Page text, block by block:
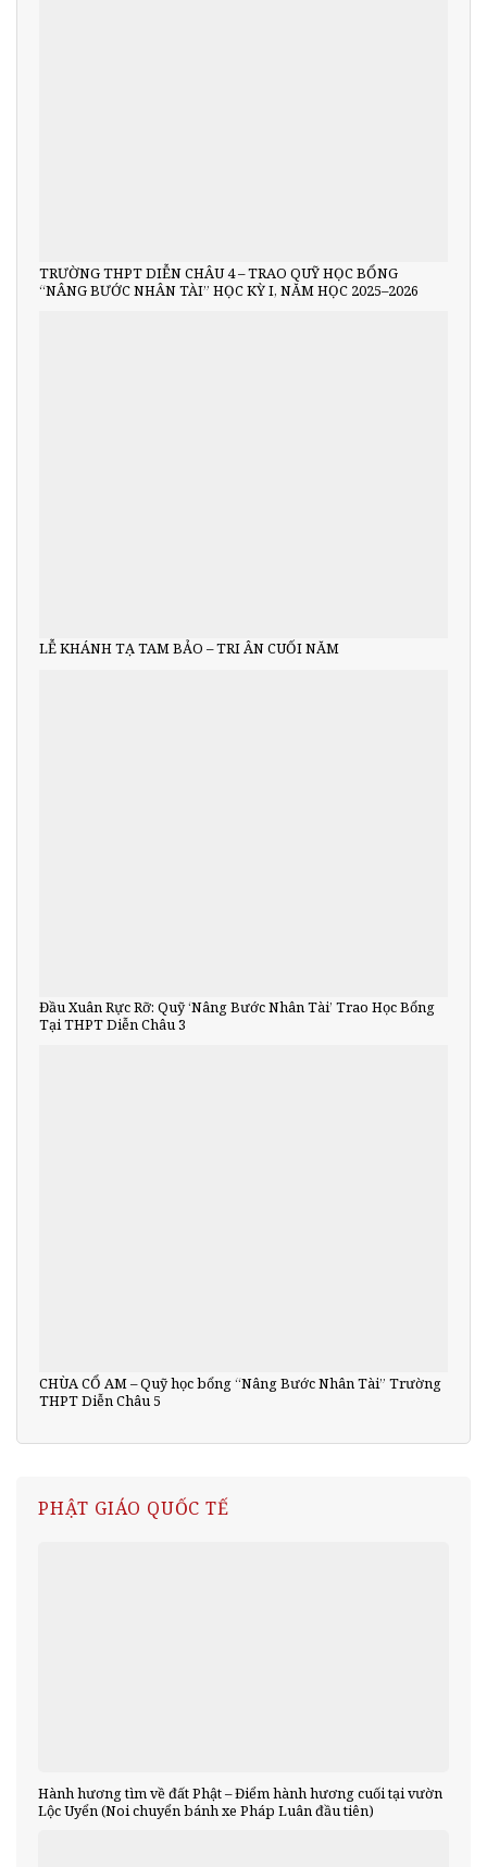
TRƯỜNG THPT DIỄN CHÂU 4 – TRAO QUỸ HỌC BỔNG
“NÂNG BƯỚC NHÂN TÀI” HỌC KỲ I, NĂM HỌC 2025–2026
LỄ KHÁNH TẠ TAM BẢO – TRI ÂN CUỐI NĂM
Đầu Xuân Rực Rỡ: Quỹ ‘Nâng Bước Nhân Tài’ Trao Học Bổng
Tại THPT Diễn Châu 3
CHÙA CỔ AM – Quỹ học bổng “Nâng Bước Nhân Tài” Trường
THPT Diễn Châu 5
PHẬT GIÁO QUỐC TẾ
Hành hương tìm về đất Phật – Điểm hành hương cuối tại vườn
Lộc Uyển (Noi chuyển bánh xe Pháp Luân đầu tiên)